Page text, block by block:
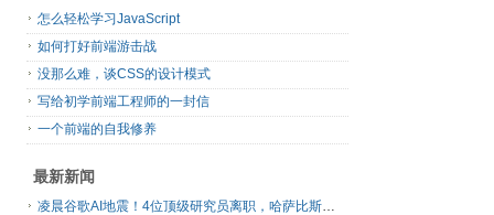
怎么轻松学习JavaScript
如何打好前端游击战
没那么难，谈CSS的设计模式
写给初学前端工程师的一封信
一个前端的自我修养
最新新闻
凌晨谷歌AI地震！4位顶级研究员离职，哈萨比斯退出日常管理，网友直呼“谷歌掉队”